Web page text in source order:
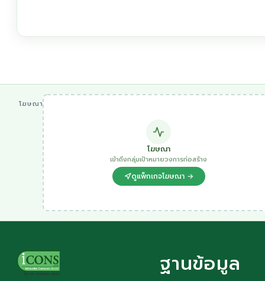
โฆษณา
โฆษณา
เข้าถึงกลุ่มเป้าหมายวงการก่อสร้าง
ดูแพ็กเกจโฆษณา →
ฐานข้อมูล